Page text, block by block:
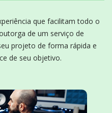
que facilitam todo o
de um serviço de
projeto de forma rápida e
de seu objetivo.